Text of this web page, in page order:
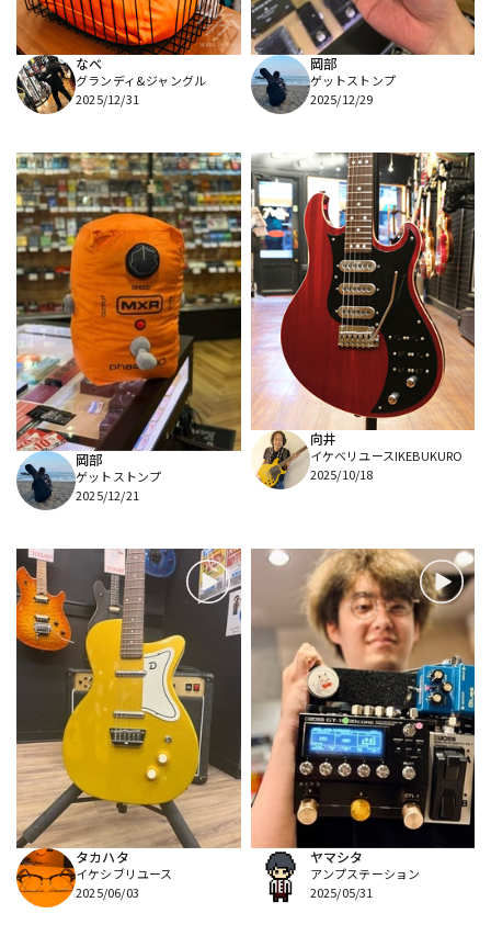
なべ
グランディ&ジャングル
2025/12/31
岡部
ゲットストンプ
2025/12/29
岡部
ゲットストンプ
2025/12/21
向井
イケベリユースIKEBUKURO
2025/10/18
タカハタ
イケシブリユース
2025/06/03
ヤマシタ
アンプステーション
2025/05/31